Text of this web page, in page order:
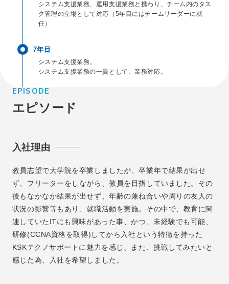
システム支援業務、運用支援業務と携わり、チーム内のタス
ク管理の立場として対応（5年目にはチームリーダーに就
任）
7年目
システム支援業務。
システム支援業務の一員として、業務対応。
EPISODE
エピソード
入社理由
教員志望で大学院を卒業しましたが、卒業年で結果が出せ
ず、フリーターをしながら、教員を目指していました。その
後もなかなか結果が出せず、年齢の兼ね合いや周りの友人の
状況の影響等もあり、就職活動を実施。その中で、教育に関
連していたITにも興味があった事、かつ、未経験でも可能、
研修(CCNA資格を取得)してから入社という特徴を持った
KSKテクノサポートに魅力を感じ、また、挑戦してみたいと
感じた為、入社を希望しました。